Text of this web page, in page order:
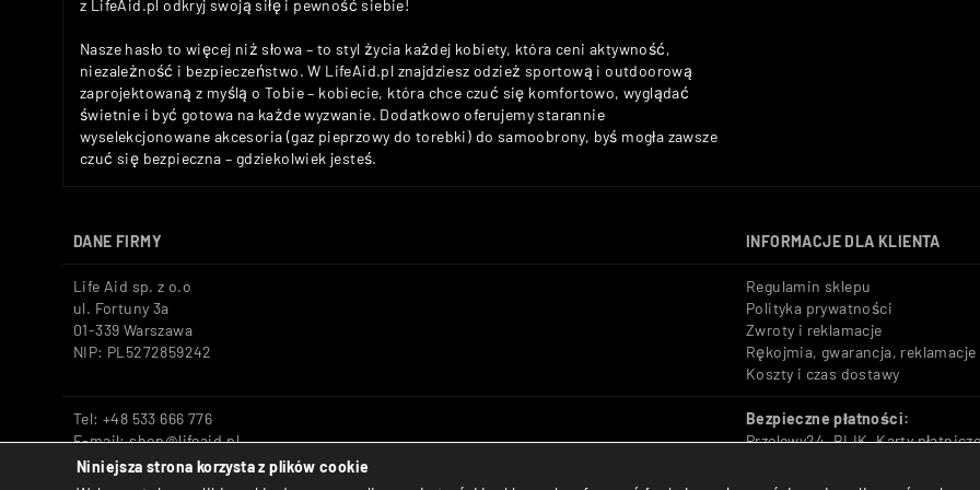
z LifeAid.pl odkryj swoją siłę i pewność siebie!
Nasze hasło to więcej niż słowa – to styl życia każdej kobiety, która ceni aktywność,
niezależność i bezpieczeństwo. W LifeAid.pl znajdziesz odzież sportową i outdoorową
zaprojektowaną z myślą o Tobie – kobiecie, która chce czuć się komfortowo, wyglądać
świetnie i być gotowa na każde wyzwanie. Dodatkowo oferujemy starannie
wyselekcjonowane akcesoria (gaz pieprzowy do torebki) do samoobrony, byś mogła zawsze
czuć się bezpieczna – gdziekolwiek jesteś.
DANE FIRMY INFORMACJE DLA KLIENTA
Life Aid sp. z o.o
ul. Fortuny 3a
01-339 Warszawa
NIP: PL5272859242
Regulamin sklepu
Polityka prywatności
Zwroty i reklamacje
Rękojmia, gwarancja, reklamacje
Koszty i czas dostawy
Tel: +48 533 666 776
E-mail: shop@lifeaid.pl
Bezpieczne płatności:
Przelewy24, BLIK, Karty
Niniejsza strona korzysta z plików cookie